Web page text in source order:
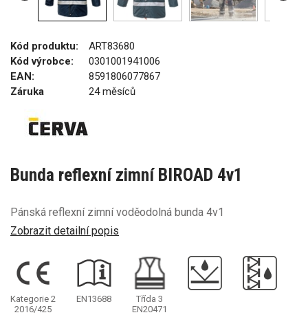
Kód produktu:
ART83680
Kód výrobce:
0301001941006
EAN:
8591806077867
Záruka
24 měsíců
Bunda reflexní zimní BIROAD 4v1
Pánská reflexní zimní voděodolná bunda 4v1
Zobrazit detailní popis
Kategorie 2
2016/425
EN13688
Třída 3
EN20471